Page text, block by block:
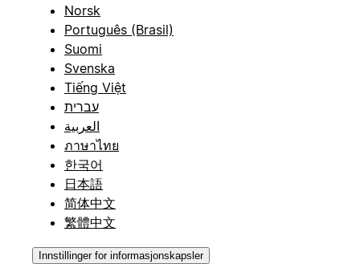
Norsk
Português (Brasil)
Suomi
Svenska
Tiếng Việt
עברית
العربية
ภาษาไทย
한국어
日本語
简体中文
繁體中文
Innstillinger for informasjonskapsler